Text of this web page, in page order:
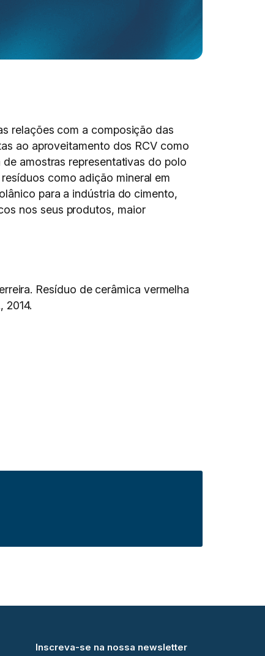
relações com a composição das
ao aproveitamento dos RCV como
amostras representativas do polo
como adição mineral em
para a indústria do cimento,
nos seus produtos, maior
Resíduo de cerâmica vermelha
2014.
Inscreva-se na nossa newsletter